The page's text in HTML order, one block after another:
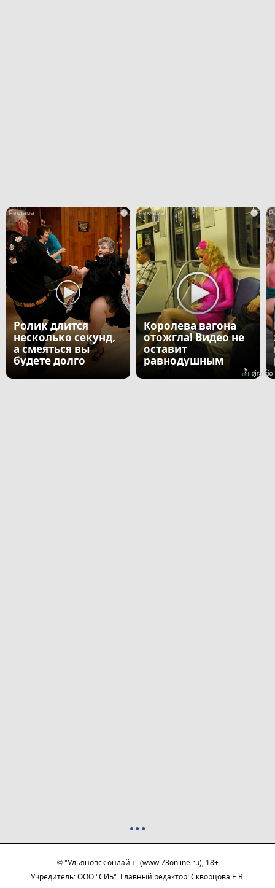
i
Ролик длится
несколько секунд,
а смеяться вы
будете долго
i
Королева вагона
отожгла! Видео не
оставит
равнодушным
© "Ульяновск онлайн" (www.73online.ru), 18+
Учредитель: ООО "СИБ". Главный редактор: Скворцова Е.В.